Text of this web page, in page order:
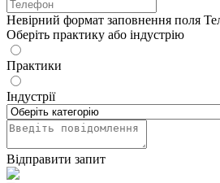
Невірний формат заповнення поля
Оберіть практику або індустрію
Практики
Індустрії
Відправити запит